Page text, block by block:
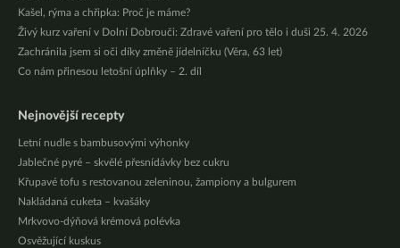
Kašel, rýma a chřipka: Proč je máme?
Živý kurz vaření v Dolní Dobrouči: Zdravé vaření pro tělo i duši 25. 4. 2026
Zachránila jsem si oči díky změně jídelníčku (Věra, 63 let)
Co nám přinesou letošní úplňky – 2. díl
Nejnovější recepty
Letní nudle s bambusovými výhonky
Jablečné pyré – skvělé přesnídávky bez cukru
Křupavé tofu s restovanou zeleninou, žampiony a bulgurem
Nakládaná cuketa – kvašáky
Mrkvovo-dýňová krémová polévka
Osvěžující kuskus